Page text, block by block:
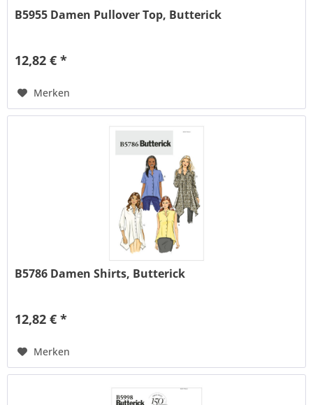
B5955 Damen Pullover Top, Butterick
12,82 € *
Merken
B5786 Damen Shirts, Butterick
12,82 € *
Merken